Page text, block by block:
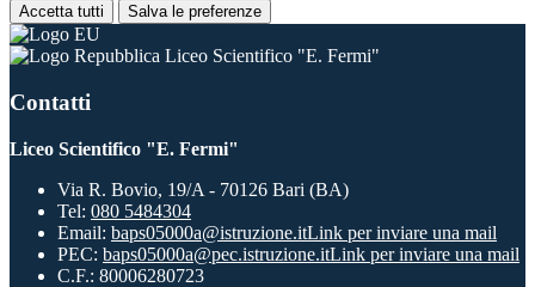
Accetta tutti Salva le preferenze
Liceo Scientifico "E. Fermi"
Contatti
Liceo Scientifico "E. Fermi"
Via R. Bovio, 19/A - 70126 Bari (BA)
Tel: 080 5484304
Email: baps05000a@istruzione.itLink per inviare una mail
PEC: baps05000a@pec.istruzione.itLink per inviare una mail
C.F.: 80006280723